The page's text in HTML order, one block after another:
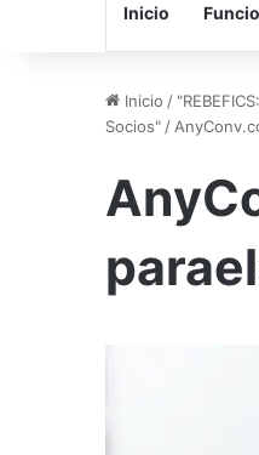
Inicio
Inicio /
Socios" /